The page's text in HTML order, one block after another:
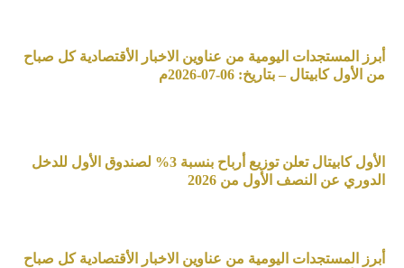
أبرز المستجدات اليومية من عناوين الاخبار الأقتصادية كل صباح
من الأول كابيتال – بتاريخ: 06-07-2026م
الأول كابيتال تعلن توزيع أرباح بنسبة 3% لصندوق الأول للدخل
الدوري عن النصف الأول من 2026
أبرز المستجدات اليومية من عناوين الاخبار الأقتصادية كل صباح